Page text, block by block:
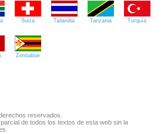
Suiza Tailandia Tanzania Turquía
Zimbabue
reservados.
de todos los textos de esta web sin la